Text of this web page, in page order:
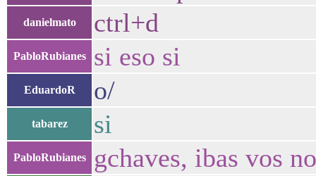
danielmato ctrl+d
PabloRubianes si eso si
EduardoR o/
tabarez si
PabloRubianes gchaves, ibas vos